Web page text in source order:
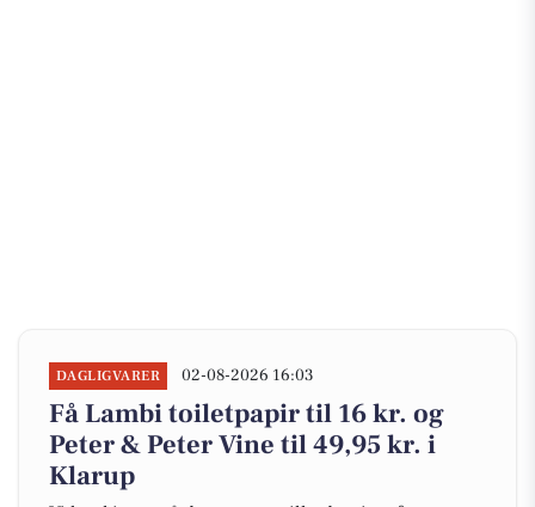
DAGLIGVARER 02-08-2026 16:03
Få Lambi toiletpapir til 16 kr. og
Peter & Peter Vine til 49,95 kr. i
Klarup